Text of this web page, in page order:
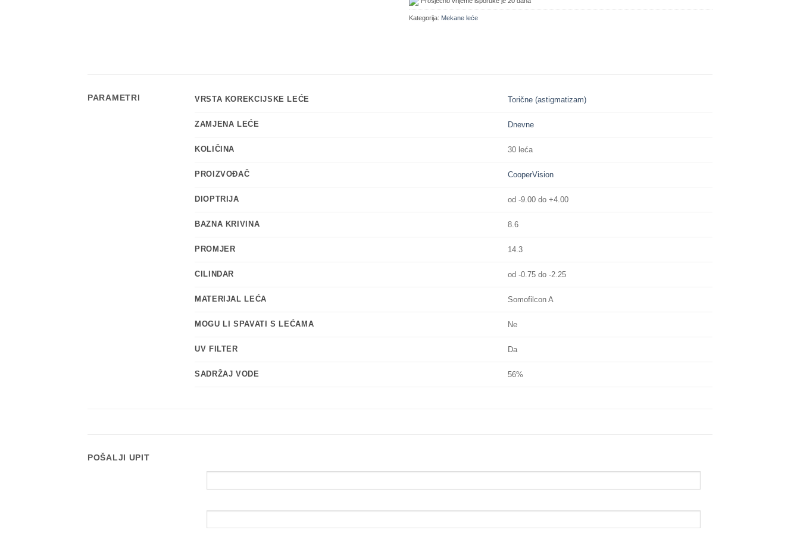
Kategorija: Mekane leće
PARAMETRI VRSTA KOREKCIJSKE LEĆE Torične (astigmatizam)
ZAMJENA LEĆE Dnevne
KOLIČINA 30 leća
PROIZVOĐAČ CooperVision
DIOPTRIJA od -9.00 do +4.00
BAZNA KRIVINA 8.6
PROMJER 14.3
CILINDAR od -0.75 do -2.25
MATERIJAL LEĆA Somofilcon A
MOGU LI SPAVATI S LEĆAMA Ne
UV FILTER Da
SADRŽAJ VODE 56%
POŠALJI UPIT